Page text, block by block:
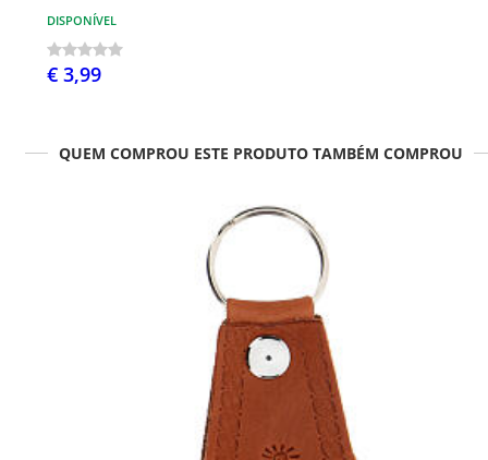
DISPONÍVEL
€ 3,99
QUEM COMPROU ESTE PRODUTO TAMBÉM COMPROU